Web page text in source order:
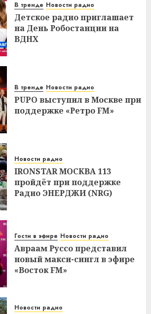
В тренде Новости радио
Детское радио приглашает
на День Робостанции на
ВДНХ
В тренде Новости радио
PUPO выступил в Москве при
поддержке «Ретро FM»
Новости радио
IRONSTAR МОСКВА 113
пройдёт при поддержке
Радио ЭНЕРДЖИ (NRG)
Гости в эфире Новости радио
Авраам Руссо представил
новый макси-сингл в эфире
«Восток FM»
Новости радио